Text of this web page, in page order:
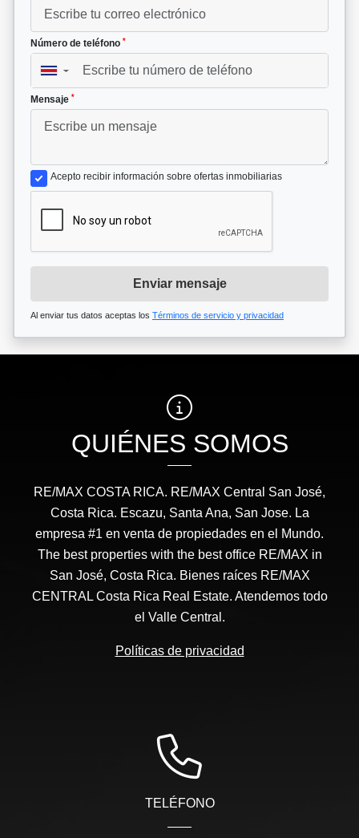
Número de teléfono *
▼
Mensaje *
Acepto recibir información sobre ofertas inmobiliarias
Enviar mensaje
Al enviar tus datos aceptas los Términos de servicio y privacidad
QUIÉNES SOMOS
RE/MAX COSTA RICA. RE/MAX Central San José,
Costa Rica. Escazu, Santa Ana, San Jose. La
empresa #1 en venta de propiedades en el Mundo.
The best properties with the best office RE/MAX in
San José, Costa Rica. Bienes raíces RE/MAX
CENTRAL Costa Rica Real Estate. Atendemos todo
el Valle Central.
Políticas de privacidad
TELÉFONO